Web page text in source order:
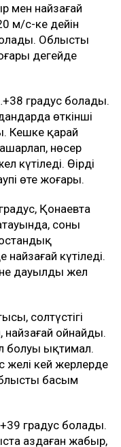
мен найзағай
м/с-ке дейін
Облыстың
деңгейде
градус болады.
өткінші
Кешке қарай
нөсер
Өңірдің
өте жоғары.
Қонаевта
соның
найзағай күтіледі.
дауылды жел
солтүстігі
ойнайды.
болуы ықтимал.
желі кей жерлерде
басым
градус болады.
аздаған жаңбыр,